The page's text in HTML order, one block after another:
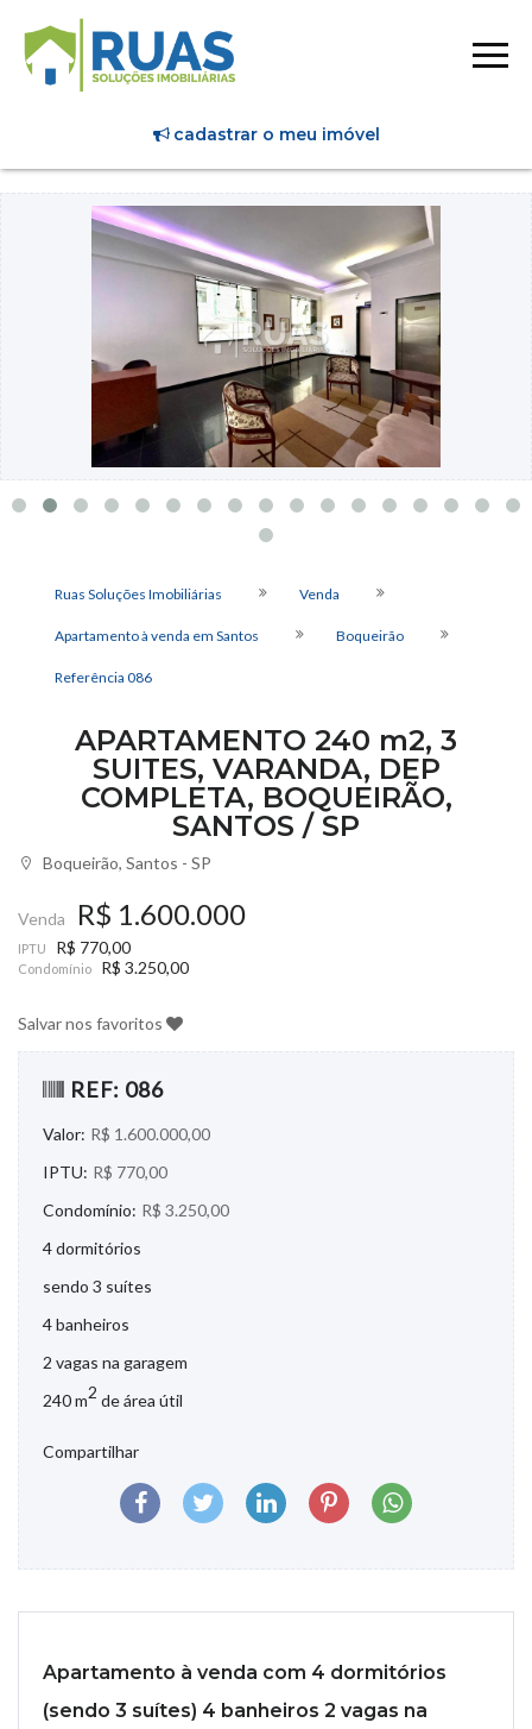
cadastrar o meu imóvel
Ruas Soluções Imobiliárias Venda
Apartamento à venda em Santos Boqueirão
Referência 086
APARTAMENTO 240 m2, 3
SUITES, VARANDA, DEP
COMPLETA, BOQUEIRÃO,
SANTOS / SP
Boqueirão, Santos - SP
Venda R$ 1.600.000
IPTU R$ 770,00
Condomínio R$ 3.250,00
Salvar nos favoritos
REF: 086
Valor: R$ 1.600.000,00
IPTU: R$ 770,00
Condomínio: R$ 3.250,00
4 dormitórios
sendo 3 suítes
4 banheiros
2 vagas na garagem
240 m2 de área útil
Compartilhar
Apartamento à venda com 4 dormitórios
(sendo 3 suítes) 4 banheiros 2 vagas na